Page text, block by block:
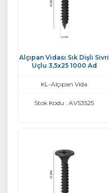
Alçıpan Vidası Sık Dişli Sivri
Uçlu 3,5x25 1000 Ad
KL-Alçıpan Vida
Stok Kodu : AVS3525